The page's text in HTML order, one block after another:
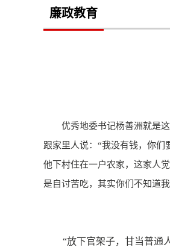
廉政教育
优秀地委书记杨善洲就是这
跟家里人说：“我没有钱，你
他下村住在一户农家，这家人
是自讨苦吃，其实你们不知道
“放下官架子，甘当普通人